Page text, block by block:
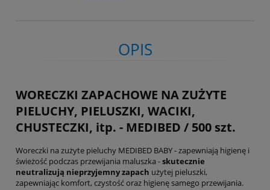
OPIS
WORECZKI ZAPACHOWE NA ZUŻYTE
PIELUCHY, PIELUSZKI, WACIKI,
CHUSTECZKI, itp. - MEDIBED / 500 szt.
Woreczki na zużyte pieluchy MEDIBED BABY - zapewniają higienę i
świeżość podczas przewijania maluszka -skutecznie
neutralizują nieprzyjemny zapach użytej pieluszki,
zapewniając komfort, czystość oraz higienę samego przewijania.